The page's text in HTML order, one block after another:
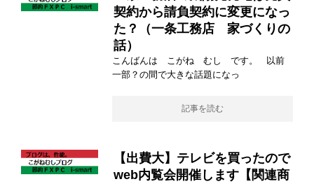
契約から請負契約に変更になっ
た？（一条工務店 家づくりの
話）
こんばんは こがね むし です。 以前
一部？の間で大きな話題になっ
記事を読む
【出費大】テレビを買ったので
web内覧会開催します【関連商